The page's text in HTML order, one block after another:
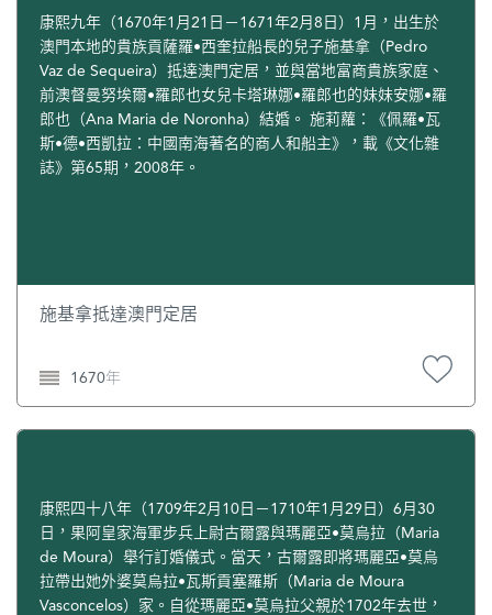
——葉德利》，載“新浪網＂，2009年1月5日，
http://ent.sina.com.cn/s/2008-11-21/17492261756.shtml。
[4]林蘊兒：《何鴻燊妹夫葉德利設靈》，2012年7月18日，
http://www.hihoku.com/yule/mingxing/gtxw/2011/0112/55
073.html。
纓、三太太陳婉珍與四太太梁安琪的名字，以示對元配妻子
的尊重。[1] 位於澳門巴坡沙大馬路的何黎婉華庇道演藝劇
院，前身是電影院。多年前，何鴻燊捐錢將澳門高士德大馬
路一幢大廈以黎婉華的洋名命名，大廈內設有不少福利設施
及政府辦公室。 [1]《澳門賭王的家庭秘史》，載“騰訊新聞
＂網，2008年7月22日，
http://news.qq.com/a/20040321/000278.htm。 [2]《何鴻
8%8F%AF。
康熙九年（1670年1月21日－1671年2月8日）1月，出生於
澳門本地的貴族貢薩羅•西奎拉船長的兒子施基拿（Pedro
Vaz de Sequeira）抵達澳門定居，並與當地富商貴族家庭、
前澳督曼努埃爾•羅郎也女兒卡塔琳娜•羅郎也的妹妹安娜•羅
郎也（Ana Maria de Noronha）結婚。 施莉蘿：《佩羅•瓦
斯•德•西凱拉：中國南海著名的商人和船主》，載《文化雜
誌》第65期，2008年。
施基拿抵達澳門定居
1670年
康熙四十八年（1709年2月10日－1710年1月29日）6月30
日，果阿皇家海軍步兵上尉古爾露與瑪麗亞•莫烏拉（Maria
de Moura）舉行訂婚儀式。當天，古爾露即將瑪麗亞•莫烏
拉帶出她外婆莫烏拉•瓦斯貢塞羅斯（Maria de Moura
Vasconcelos）家。自從瑪麗亞•莫烏拉父親於1702年去世，